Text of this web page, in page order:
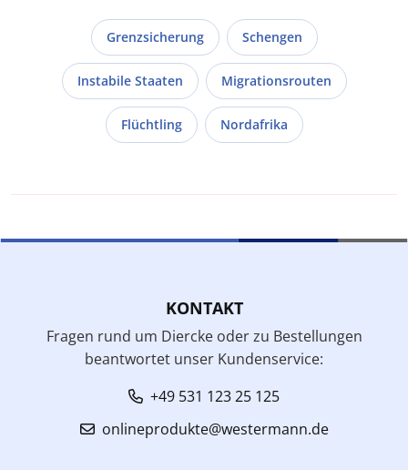
Grenzsicherung Schengen
Instabile Staaten Migrationsrouten
Flüchtling Nordafrika
KONTAKT
Fragen rund um Diercke oder zu Bestellungen
beantwortet unser Kundenservice:
+49 531 123 25 125
onlineprodukte@westermann.de